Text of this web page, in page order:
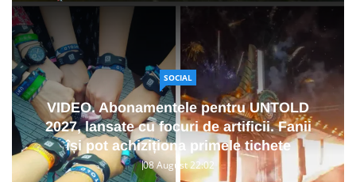
SOCIAL
VIDEO. Abonamentele pentru UNTOLD
2027, lansate cu focuri de artificii. Fanii
își pot achiziționa primele tichete
08 August 22:02